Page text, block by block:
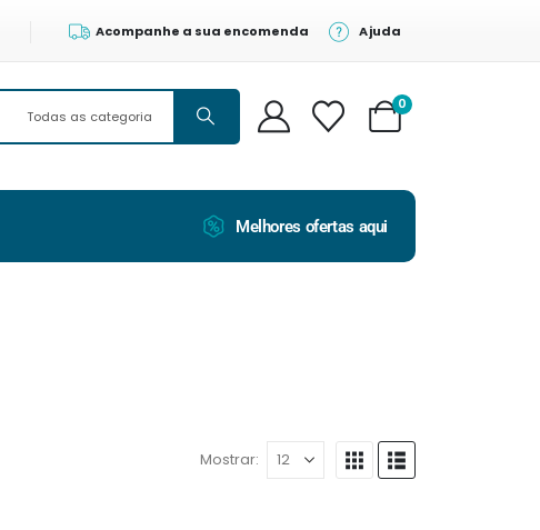
Acompanhe a sua encomenda Ajuda
0
Melhores ofertas aqui
Mostrar: